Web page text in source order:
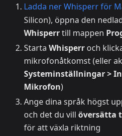
Ladda ner Whisperr för
Silicon), öppna den
Whisperrtill mappen
Starta Whisperr och
mikrofonåtkomst (eller
Systeminställningar >
Mikrofon)
Ange dina språk högst
och det du vill översätta
för att växla riktning